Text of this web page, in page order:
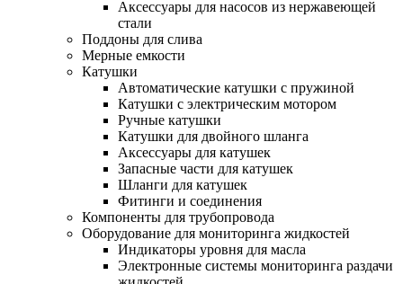
Аксессуары для насосов из нержавеющей
стали
Поддоны для слива
Мерные емкости
Катушки
Автоматические катушки с пружиной
Катушки с электрическим мотором
Ручные катушки
Катушки для двойного шланга
Аксессуары для катушек
Запасные части для катушек
Шланги для катушек
Фитинги и соединения
Компоненты для трубопровода
Оборудование для мониторинга жидкостей
Индикаторы уровня для масла
Электронные системы мониторинга раздачи